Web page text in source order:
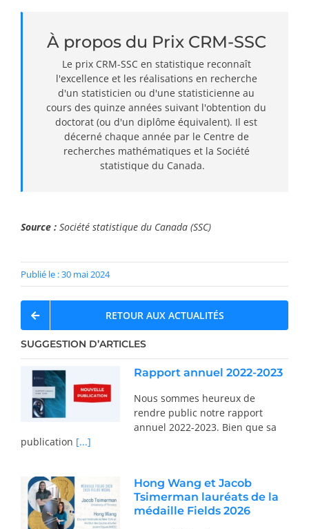
À propos du Prix CRM-SSC
Le prix CRM-SSC en statistique reconnaît
l'excellence et les réalisations en recherche
d'un statisticien ou d'une statisticienne au
cours des quinze années suivant l'obtention du
doctorat (ou d'un diplôme équivalent). Il est
décerné chaque année par le Centre de
recherches mathématiques et la Société
statistique du Canada.
Source :Société statistique du Canada (SSC)
Publié le : 30 mai 2024
RETOUR AUX ACTUALITÉS
SUGGESTION D’ARTICLES
Rapport annuel 2022-2023
Nous sommes heureux de
rendre public notre rapport
annuel 2022-2023. Bien que sa
publication [...]
Hong Wang et Jacob
Tsimerman lauréats de la
médaille Fields 2026